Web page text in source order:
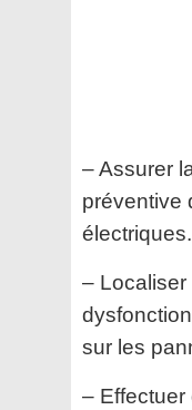
– Assurer
préventive
électriques.
– Localiser
sur les
– Effectuer